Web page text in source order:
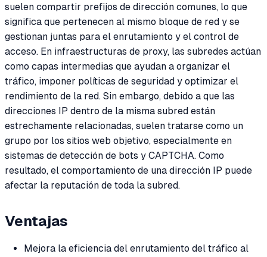
suelen compartir prefijos de dirección comunes, lo que
significa que pertenecen al mismo bloque de red y se
gestionan juntas para el enrutamiento y el control de
acceso. En infraestructuras de proxy, las subredes actúan
como capas intermedias que ayudan a organizar el
tráfico, imponer políticas de seguridad y optimizar el
rendimiento de la red. Sin embargo, debido a que las
direcciones IP dentro de la misma subred están
estrechamente relacionadas, suelen tratarse como un
grupo por los sitios web objetivo, especialmente en
sistemas de detección de bots y CAPTCHA. Como
resultado, el comportamiento de una dirección IP puede
afectar la reputación de toda la subred.
Ventajas
Mejora la eficiencia del enrutamiento del tráfico al